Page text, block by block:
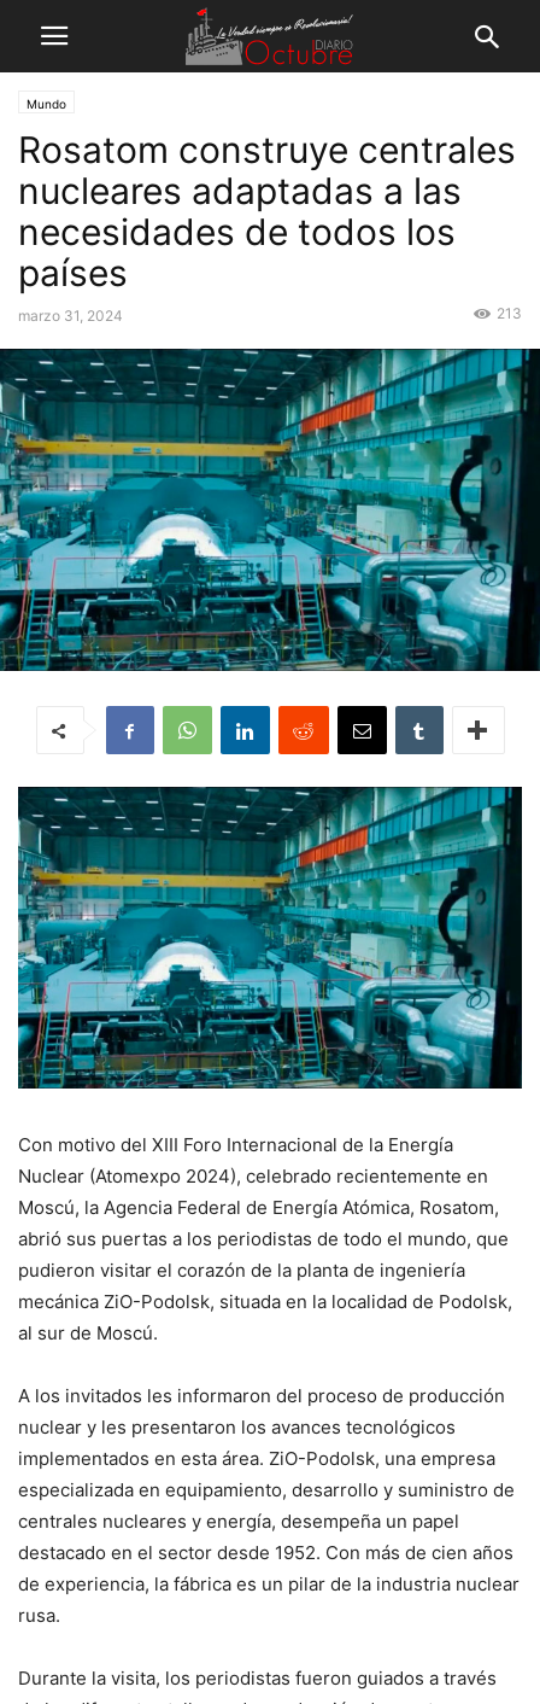
Mundo
Rosatom construye centrales
nucleares adaptadas a las
necesidades de todos los
países
marzo 31, 2024 213
Con motivo del XIII Foro Internacional de la Energía
Nuclear (Atomexpo 2024), celebrado recientemente en
Moscú, la Agencia Federal de Energía Atómica, Rosatom,
abrió sus puertas a los periodistas de todo el mundo, que
pudieron visitar el corazón de la planta de ingeniería
mecánica ZiO-Podolsk, situada en la localidad de Podolsk,
al sur de Moscú.
A los invitados les informaron del proceso de producción
nuclear y les presentaron los avances tecnológicos
implementados en esta área. ZiO-Podolsk, una empresa
especializada en equipamiento, desarrollo y suministro de
centrales nucleares y energía, desempeña un papel
destacado en el sector desde 1952. Con más de cien años
de experiencia, la fábrica es un pilar de la industria nuclear
rusa.
Durante la visita, los periodistas fueron guiados a través